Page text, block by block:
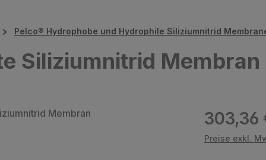
Pelco® Hydrophobe und Hydrophile Siliziumnitrid
Siliziumnitrid Membran
Regulärer
303,36
Preise exkl.